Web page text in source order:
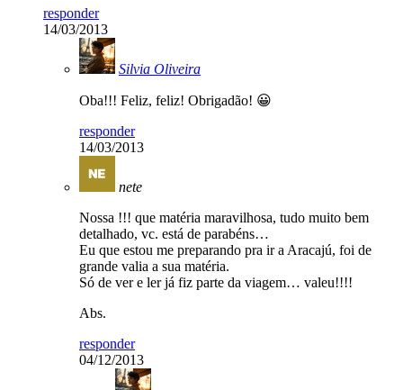
responder
14/03/2013
Silvia Oliveira
Oba!!! Feliz, feliz! Obrigadão! 😀
responder
14/03/2013
nete
Nossa !!! que matéria maravilhosa, tudo muito bem
detalhado, vc. está de parabéns…
Eu que estou me preparando pra ir a Aracajú, foi de
grande valia a sua matéria.
Só de ver e ler já fiz parte da viagem… valeu!!!!
Abs.
responder
04/12/2013